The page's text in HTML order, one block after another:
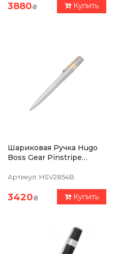
3880₴ Купить
Шариковая Ручка Hugo
Boss Gear Pinstripe
Артикул: HSV2854B.
3420₴ Купить